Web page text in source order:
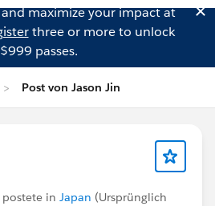
maximize your impact at
three or more to unlock
$999 passes.
Post von Jason Jin
postete in Japan (Ursprünglich